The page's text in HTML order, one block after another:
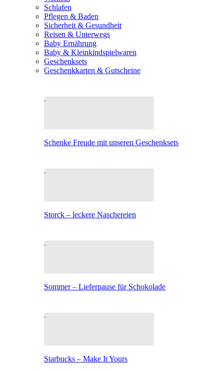
Schlafen
Pflegen & Baden
Sicherheit & Gesundheit
Reisen & Unterwegs
Baby Ernährung
Baby & Kleinkindspielwaren
Geschenksets
Geschenkkarten & Gutscheine
Schenke Freude mit unseren Geschenksets
Storck – leckere Naschereien
Sommer – Lieferpause für Schokolade
Starbucks – Make It Yours